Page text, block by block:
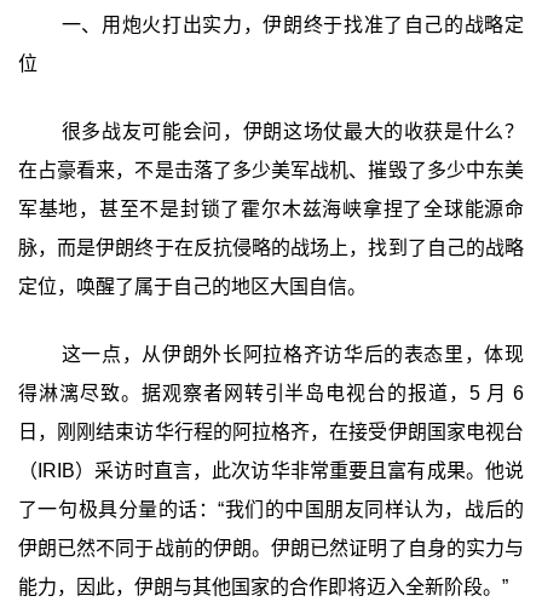
一、用炮火打出实力，伊朗终于找准了自己的战略定
位
很多战友可能会问，伊朗这场仗最大的收获是什么？
在占豪看来，不是击落了多少美军战机、摧毁了多少中东美
军基地，甚至不是封锁了霍尔木兹海峡拿捏了全球能源命
脉，而是伊朗终于在反抗侵略的战场上，找到了自己的战略
定位，唤醒了属于自己的地区大国自信。
这一点，从伊朗外长阿拉格齐访华后的表态里，体现
得淋漓尽致。据观察者网转引半岛电视台的报道，5 月 6
日，刚刚结束访华行程的阿拉格齐，在接受伊朗国家电视台
（IRIB）采访时直言，此次访华非常重要且富有成果。他说
了一句极具分量的话：“我们的中国朋友同样认为，战后的
伊朗已然不同于战前的伊朗。伊朗已然证明了自身的实力与
能力，因此，伊朗与其他国家的合作即将迈入全新阶段。”